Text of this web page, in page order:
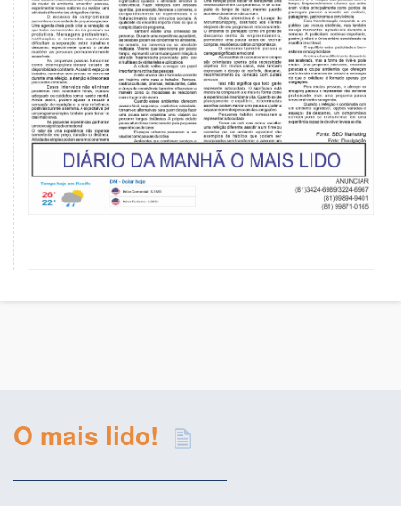
O mais lido!